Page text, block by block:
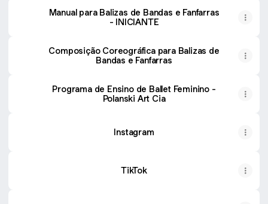
Manual para Balizas de Bandas e Fanfarras
- INICIANTE
Composição Coreográfica para Balizas de
Bandas e Fanfarras
Programa de Ensino de Ballet Feminino -
Polanski Art Cia
Instagram
TikTok